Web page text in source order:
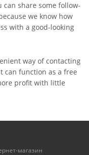
share some follow-
we know how
with a good-looking
way of contacting
can function as a free
profit with little
магазин